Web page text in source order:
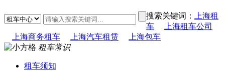
搜索关键词：
上海租
车
上海租车公司
上海商务租车
上海汽车租赁
上海包车
租车常识
租车须知